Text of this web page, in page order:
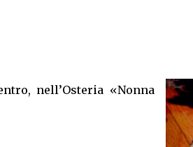
nell’Osteria «Nonna